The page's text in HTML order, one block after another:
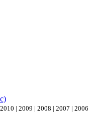
| 2009 | 2008 | 2007 | 2006